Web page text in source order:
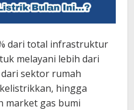
dari total infrastruktur
melayani lebih dari
sektor rumah
hingga
market gas bumi